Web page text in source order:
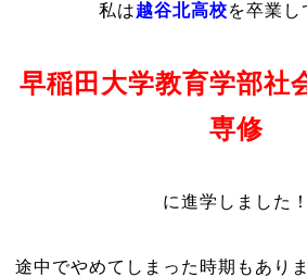
私は越谷北高校を卒業し
早稲田大学教育学部社
専修
に進学しました！
途中でやめてしまった時期もあり